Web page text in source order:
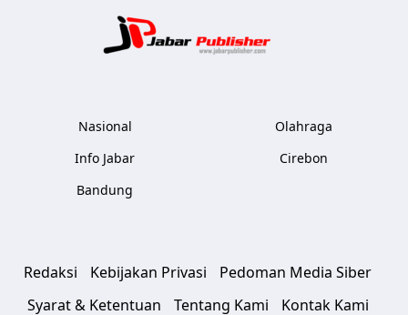
Nasional
Info Jabar
Bandung
Olahraga
Cirebon
Redaksi Kebijakan Privasi
Pedoman Media Siber
Syarat & Ketentuan
Tentang Kami Kontak Kami